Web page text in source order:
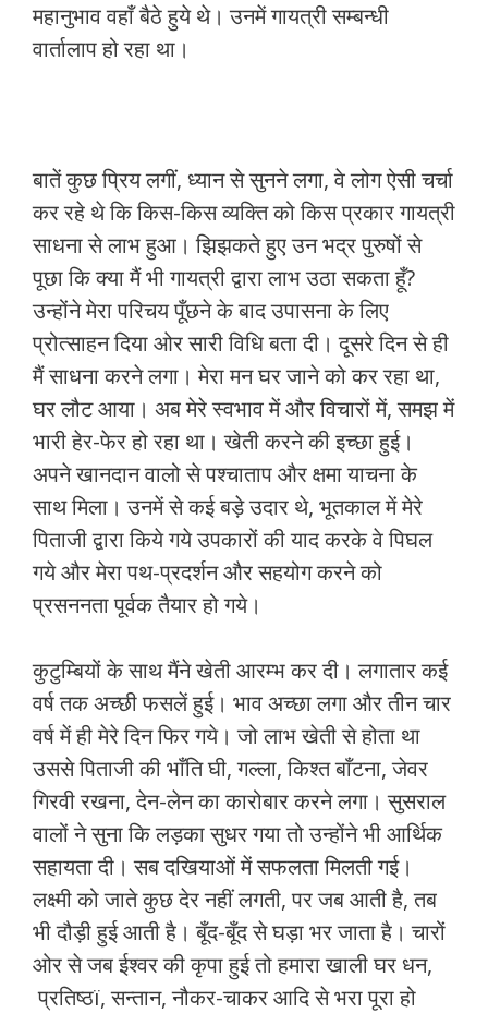
महानुभाव वहाँ बैठे हुये थे। उनमें गायत्री सम्बन्धी
वार्तालाप हो रहा था।
बातें कुछ प्रिय लगीं, ध्यान से सुनने लगा, वे लोग ऐसी चर्चा
कर रहे थे कि किस-किस व्यक्ति को किस प्रकार गायत्री
साधना से लाभ हुआ। झिझकते हुए उन भद्र पुरुषों से
पूछा कि क्या मैं भी गायत्री द्वारा लाभ उठा सकता हूँ?
उन्होंने मेरा परिचय पूँछने के बाद उपासना के लिए
प्रोत्साहन दिया ओर सारी विधि बता दी। दूसरे दिन से ही
मैं साधना करने लगा। मेरा मन घर जाने को कर रहा था,
घर लौट आया। अब मेरे स्वभाव में और विचारों में, समझ में
भारी हेर-फेर हो रहा था। खेती करने की इच्छा हुई।
अपने खानदान वालो से पश्चाताप और क्षमा याचना के
साथ मिला। उनमें से कई बड़े उदार थे, भूतकाल में मेरे
पिताजी द्वारा किये गये उपकारों की याद करके वे पिघल
गये और मेरा पथ-प्रदर्शन और सहयोग करने को
प्रसननता पूर्वक तैयार हो गये।
कुटुम्बियों के साथ मैंने खेती आरम्भ कर दी। लगातार कई
वर्ष तक अच्छी फसलें हुई। भाव अच्छा लगा और तीन चार
वर्ष में ही मेरे दिन फिर गये। जो लाभ खेती से होता था
उससे पिताजी की भाँति घी, गल्ला, किश्त बाँटना, जेवर
गिरवी रखना, देन-लेन का कारोबार करने लगा। सुसराल
वालों ने सुना कि लड़का सुधर गया तो उन्होंने भी आर्थिक
सहायता दी। सब दखियाओं में सफलता मिलती गई।
लक्ष्मी को जाते कुछ देर नहीं लगती, पर जब आती है, तब
भी दौड़ी हुई आती है। बूँद-बूँद से घड़ा भर जाता है। चारों
ओर से जब ईश्वर की कृपा हुई तो हमारा खाली घर धन,
प्रतिष्ठï, सन्तान, नौकर-चाकर आदि से भरा पूरा हो